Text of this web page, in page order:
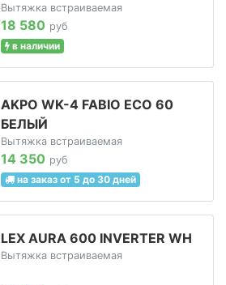
Вытяжка встраиваемая
18 580 руб
в наличии
AKPO WK-4 FABIO ECO 60
БЕЛЫЙ
Вытяжка встраиваемая
14 350 руб
на заказ от 5 до 30 дней
LEX AURA 600 INVERTER WH
Вытяжка встраиваемая